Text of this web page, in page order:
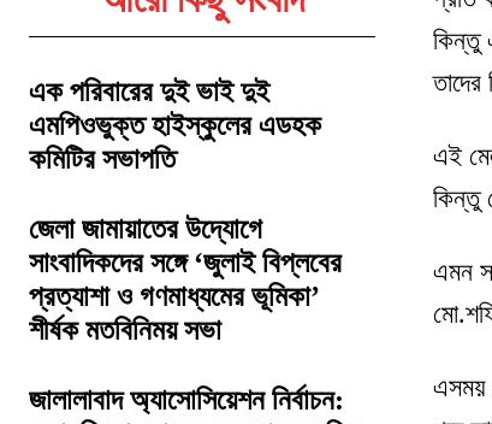
এক পরিবারের দুই ভাই দুই
এমপিওভুক্ত হাইস্কুলের এডহক
কমিটির সভাপতি
জেলা জামায়াতের উদ্যোগে
সাংবাদিকদের সঙ্গে ‘জুলাই বিপ্লবের
প্রত্যাশা ও গণমাধ্যমের ভূমিকা’
শীর্ষক মতবিনিময় সভা
জালালাবাদ অ্যাসোসিয়েশন নির্বাচন:
কিন্তু
এই
কিন্তু
এমন
এসময়